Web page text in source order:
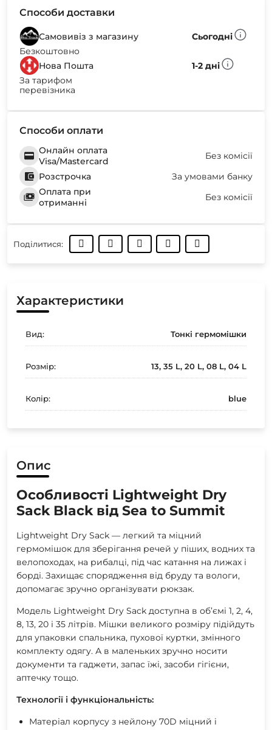
Способи доставки
Самовивіз з магазину
Сьогодні
Безкоштовно
Нова Пошта
1-2 дні
За тарифом
перевізника
Способи оплати
Онлайн оплата
Visa/Mastercard
Без комісії
Розстрочка
За умовами банку
Оплата при
отриманні
Без комісії
Поділитися:
Характеристики
Вид: Тонкі гермомішки
Розмір: 13, 35 L, 20 L, 08 L, 04 L
Колір: blue
Опис
Особливості Lightweight Dry
Sack Black від Sea to Summit
Lightweight Dry Sack — легкий та міцний
гермомішок для зберігання речей у піших, водних та
велопоходах, на рибалці, під час катання на лижах і
борді. Захищає спорядження від бруду та вологи,
допомагає зручно організувати рюкзак.
Модель Lightweight Dry Sack доступна в об’ємі 1, 2, 4,
8, 13, 20 і 35 літрів. Мішки великого розміру підійдуть
для упаковки спальника, пухової куртки, змінного
комплекту одягу. А в маленьких зручно носити
документи та гаджети, запас їжі, засоби гігієни,
аптечку тощо.
Технології і функціональність:
Матеріал корпусу з нейлону 70D міцний і